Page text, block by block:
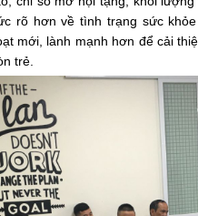
rõ hơn về tình trạng sức
mới, lành mạnh hơn để cải
trẻ.